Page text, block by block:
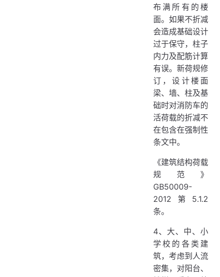
布满所有的楼
面。如果不折减
会造成基础设计
过于保守，柱子
内力及配筋计算
有误。新荷规修
订，设计楼面
梁、墙、柱及基
础时对消防车的
活荷载的折减不
在包含在强制性
条文中。
《建筑结构荷载
规范》
GB50009-
2012第5.1.2
条。
4、大、中、小
学校的各类建
筑，考虑到人流
密集，对阳台、